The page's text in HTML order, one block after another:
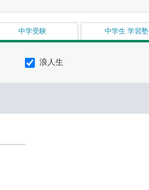
中学受験 中学生 学習塾
浪人生